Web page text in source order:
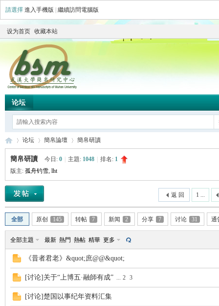
請選擇 進入手機版 繼續訪問電腦版
设为首页 收藏本站
论坛
简 »
论坛
›
簡帛論壇
›
簡帛研讀
簡帛研讀 今日: 0 主題: 1048 排名: 1
版主: 孤舟钓雪, lht
1 ...
返 回
全部 原创 145 转帖 7 新闻 2 分享 7 讨论 31 通
全部主題 最新 熱門 熱帖 精華 更多
《昔者君老》&quot;庶@@&quot;
[讨论]关于“上博五·融師有成” ... 2 3
[讨论]楚国以事纪年资料汇集